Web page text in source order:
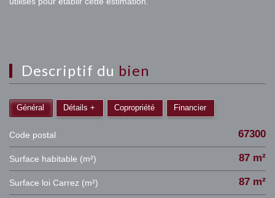
descriptif du bien
Général Détails + Copropriété Financier
Code postal 67300
Surface habitable (m²) 87 m²
Surface loi Carrez (m²) 87 m²